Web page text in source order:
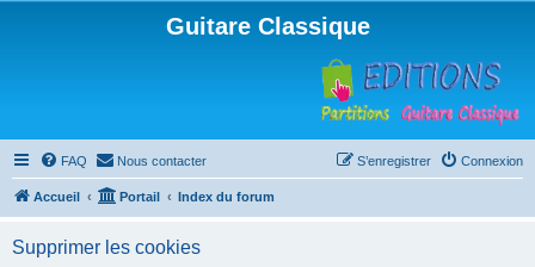
Guitare Classique
FAQ Nous contacter Connexion
S’enregistrer
Accueil Portail Index du forum
Supprimer les cookies